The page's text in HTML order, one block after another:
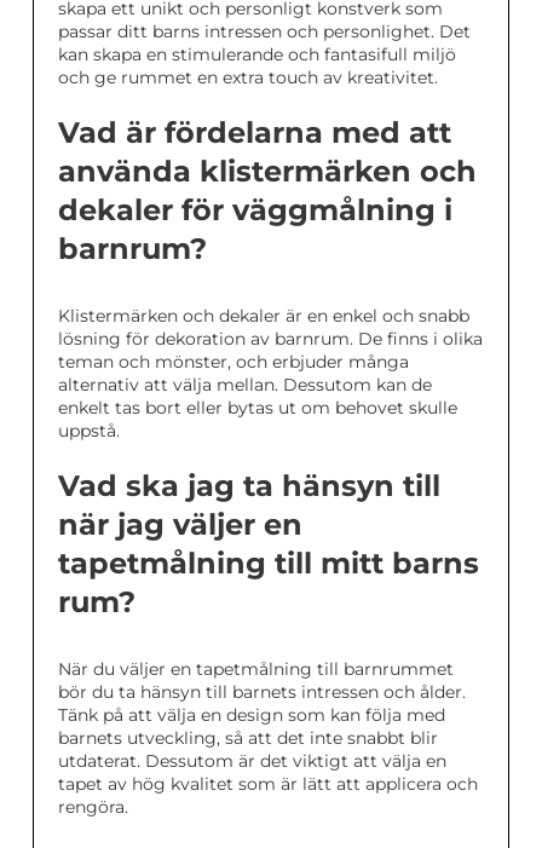
skapa ett unikt och personligt konstverk som
passar ditt barns intressen och personlighet. Det
kan skapa en stimulerande och fantasifull miljö
och ge rummet en extra touch av kreativitet.
Vad är fördelarna med att
använda klistermärken och
dekaler för väggmålning i
barnrum?
Klistermärken och dekaler är en enkel och snabb
lösning för dekoration av barnrum. De finns i olika
teman och mönster, och erbjuder många
alternativ att välja mellan. Dessutom kan de
enkelt tas bort eller bytas ut om behovet skulle
uppstå.
Vad ska jag ta hänsyn till
när jag väljer en
tapetmålning till mitt barns
rum?
När du väljer en tapetmålning till barnrummet
bör du ta hänsyn till barnets intressen och ålder.
Tänk på att välja en design som kan följa med
barnets utveckling, så att det inte snabbt blir
utdaterat. Dessutom är det viktigt att välja en
tapet av hög kvalitet som är lätt att applicera och
rengöra.